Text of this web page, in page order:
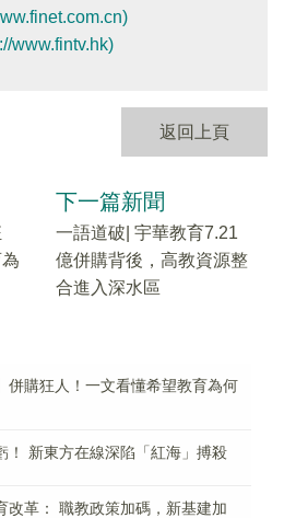
www.fintv.hk)
返回上頁
下一篇新聞
一語道破| 宇華教育7.21
億併購背後，高教資源整
合進入深水區
併購狂人！一文看懂希望教育為何
！ 新東方在線深陷「紅海」搏殺
改革： 職教政策加碼，新基建加